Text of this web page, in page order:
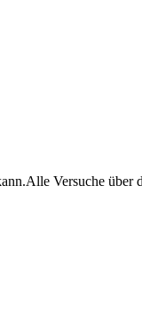
Versuche